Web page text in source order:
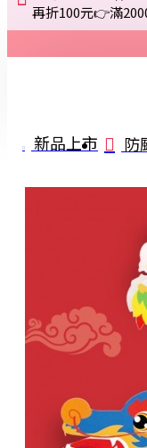
再折100元👉滿
新品上市 防